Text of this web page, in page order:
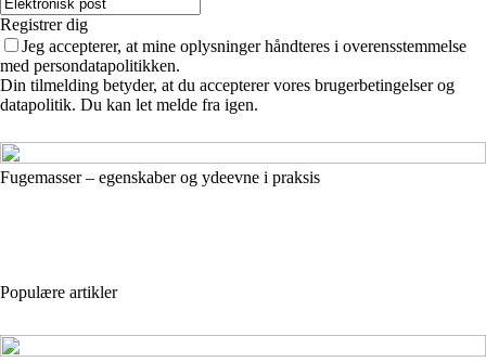
Registrer dig
Jeg accepterer, at mine oplysninger håndteres i overensstemmelse
med persondatapolitikken.
Din tilmelding betyder, at du accepterer vores brugerbetingelser og
datapolitik. Du kan let melde fra igen.
Fugemasser – egenskaber og ydeevne i praksis
Populære artikler